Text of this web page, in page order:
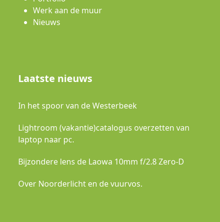
Werk aan de muur
Nieuws
Laatste nieuws
In het spoor van de Westerbeek
Lightroom (vakantie)catalogus overzetten van
laptop naar pc.
Bijzondere lens de Laowa 10mm f/2.8 Zero-D
Over Noorderlicht en de vuurvos.